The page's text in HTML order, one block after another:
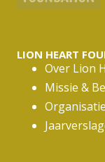
s
LION HEART
Over Lion
Missie &
Organisatie